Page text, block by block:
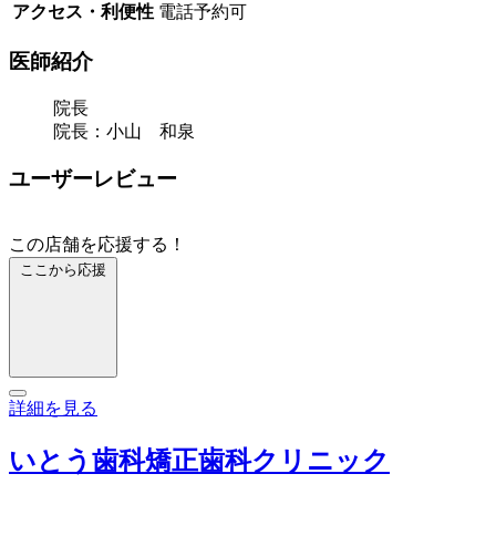
アクセス・利便性 電話予約可
医師紹介
院長
院長：小山 和泉
ユーザーレビュー
この店舗を応援する！
ここから応援
詳細を見る
いとう歯科矯正歯科クリニック